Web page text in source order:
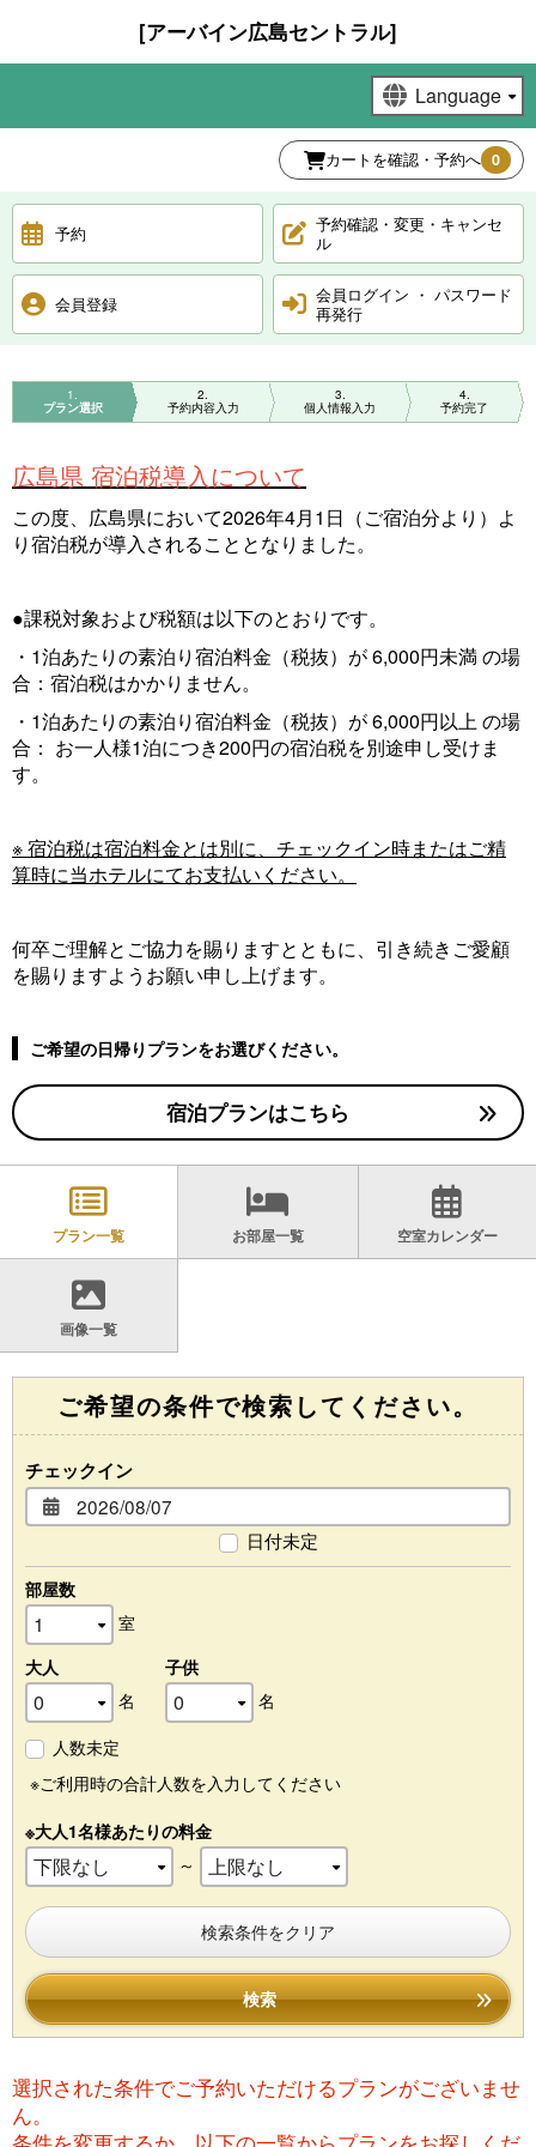
[アーバイン広島セントラル]
カートを確認・予約へ 0
予約
予約確認・変更・キャンセ
ル
会員登録
会員ログイン ・ パスワード
再発行
1
プラン選択
2
予約内容入力
3
個人情報入力
4
予約完了
広島県 宿泊税導入について
この度、広島県において2026年4月1日（ご宿泊分より）よ
り宿泊税が導入されることとなりました。
●課税対象および税額は以下のとおりです。
・1泊あたりの素泊り宿泊料金（税抜）が 6,000円未満 の場
合：宿泊税はかかりません。
・1泊あたりの素泊り宿泊料金（税抜）が 6,000円以上 の場
合： お一人様1泊につき200円の宿泊税を別途申し受けま
す。
※ 宿泊税は宿泊料金とは別に、チェックイン時またはご精
算時に当ホテルにてお支払いください。
何卒ご理解とご協力を賜りますとともに、引き続きご愛顧
を賜りますようお願い申し上げます。
ご希望の日帰りプランをお選びください。
宿泊プランはこちら
プラン一覧 お部屋一覧 空室カレンダー
画像一覧
ご希望の条件で検索してください。
チェックイン
日付未定
部屋数
室
大人
名
子供
名
人数未定
※ご利用時の合計人数を入力してください
※大人1名様あたりの料金
～
検索条件をクリア
検索
選択された条件でご予約いただけるプランがございませ
ん。